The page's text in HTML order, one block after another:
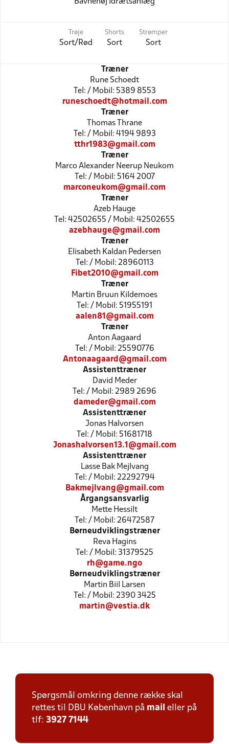
Trøje
Sort/Rød
Shorts
Sort
Strømper
Sort
Træner
Rune Schoedt
Tel: / Mobil: 5389 8553
runeschoedt@hotmail.com
Træner
Thomas Thrane
Tel: / Mobil: 4194 9893
tthr1983@gmail.com
Træner
Marco Alexander Neerup Neukom
Tel: / Mobil: 5164 2007
marconeukom@gmail.com
Træner
Azeb Hauge
Tel: 42502655 / Mobil: 42502655
azebhauge@gmail.com
Træner
Elisabeth Kaldan Pedersen
Tel: / Mobil: 28960113
Fibet2010@gmail.com
Træner
Martin Bruun Kildemoes
Tel: / Mobil: 51955191
aalen81@gmail.com
Træner
Anton Aagaard
Tel: / Mobil: 25590776
Antonaagaard@gmail.com
Assistenttræner
David Meder
Tel: / Mobil: 2989 2696
dameder@gmail.com
Assistenttræner
Jonas Halvorsen
Tel: / Mobil: 51681718
Jonashalvorsen13.1@gmail.com
Assistenttræner
Lasse Bak Mejlvang
Tel: / Mobil: 22292794
Bakmejlvang@gmail.com
Årgangsansvarlig
Mette Hessilt
Tel: / Mobil: 26472587
Børneudviklingstræner
Reva Hagins
Tel: / Mobil: 31379525
rh@game.ngo
Børneudviklingstræner
Martin Biil Larsen
Tel: / Mobil: 2390 3425
martin@vestia.dk
Spørgsmål omkring denne række skal
rettes til DBU København på mail eller på
tlf: 3927 7144